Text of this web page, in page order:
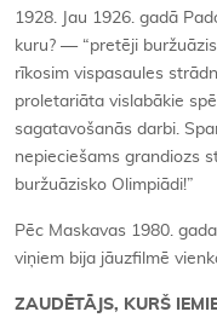
1928. Jau 1926. gadā
kuru? — “pretēji
rīkosim vispasaules
proletariāta vislabākie
sagatavošanās darbi.
nepieciešams grandiozs
buržuāzisko Olimpiādi!”
Pēc Maskavas 1980.
viņiem bija jāuzfilmē
ZAUDĒTĀJS, KURŠ